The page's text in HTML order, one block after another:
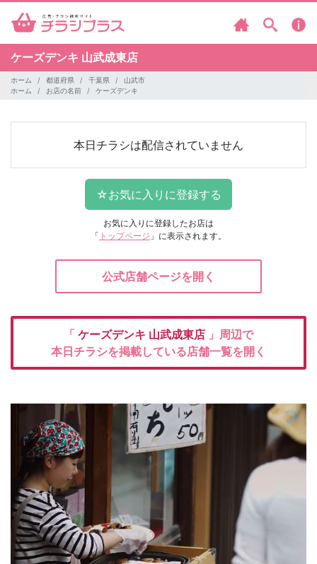
ケーズデンキ 山武成東店
ホーム 都道府県 千葉県
山武市
ホーム
お店の名前 ケーズデンキ
本日チラシは配信されていません
お気に入りに登録したお店は
「 トップページ 」に表示されます。
公式店舗ページを開く
「 ケーズデンキ 山武成東店 」周辺で
本日チラシを掲載している店舗一覧を開く